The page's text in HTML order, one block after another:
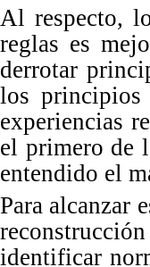
Alrespecto,
reglas es
derrotar
los principios
experiencias
el primero de
entendido el
Para alcanzar
identificar